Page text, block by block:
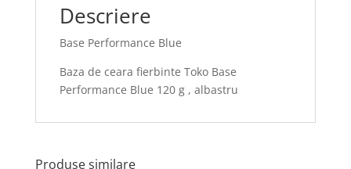
Descriere
Base Performance Blue
Baza de ceara fierbinte Toko Base
Performance Blue 120 g , albastru
Produse similare